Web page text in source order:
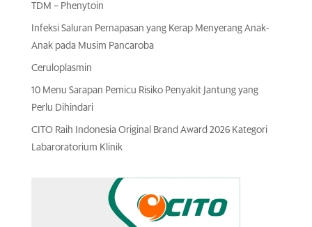
TDM – Phenytoin
Infeksi Saluran Pernapasan yang Kerap Menyerang Anak-
Anak pada Musim Pancaroba
Ceruloplasmin
10 Menu Sarapan Pemicu Risiko Penyakit Jantung yang
Perlu Dihindari
CITO Raih Indonesia Original Brand Award 2026 Kategori
Labaroratorium Klinik